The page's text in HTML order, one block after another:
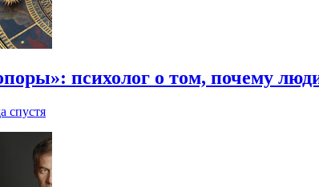
психолог о том, почему
спустя